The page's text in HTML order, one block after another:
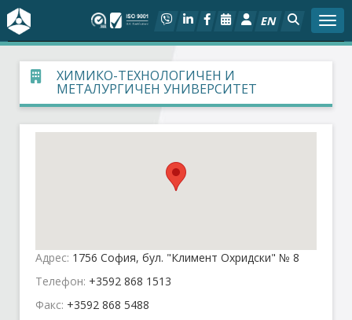
EN
За БСК
На фокус
Проекти
ХИМИКО-ТЕХНОЛОГИЧЕН И
МЕТАЛУРГИЧЕН УНИВЕРСИТЕТ
Адрес: 1756 София, бул. "Климент Охридски" № 8
Телефон: +3592 868 1513
Факс: +3592 868 5488